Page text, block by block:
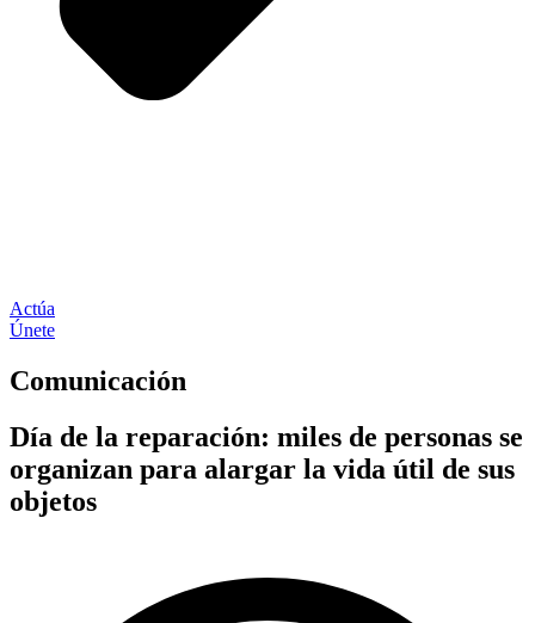
Actúa
Únete
Comunicación
Día de la reparación: miles de personas se
organizan para alargar la vida útil de sus
objetos